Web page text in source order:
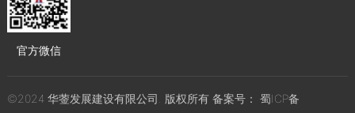
官方微信
©2024 华蓥发展建设有限公司. 版权所有 备案号： 蜀ICP备